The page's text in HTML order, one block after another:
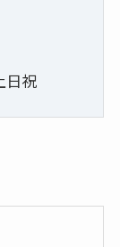
日祝